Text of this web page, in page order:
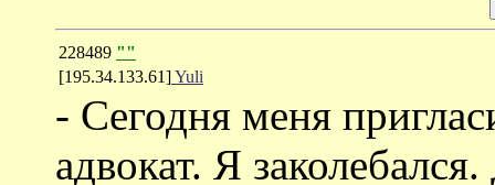
228489 ""
[195.34.133.61]Yuli
- Сегодня меня
адвокат. Я